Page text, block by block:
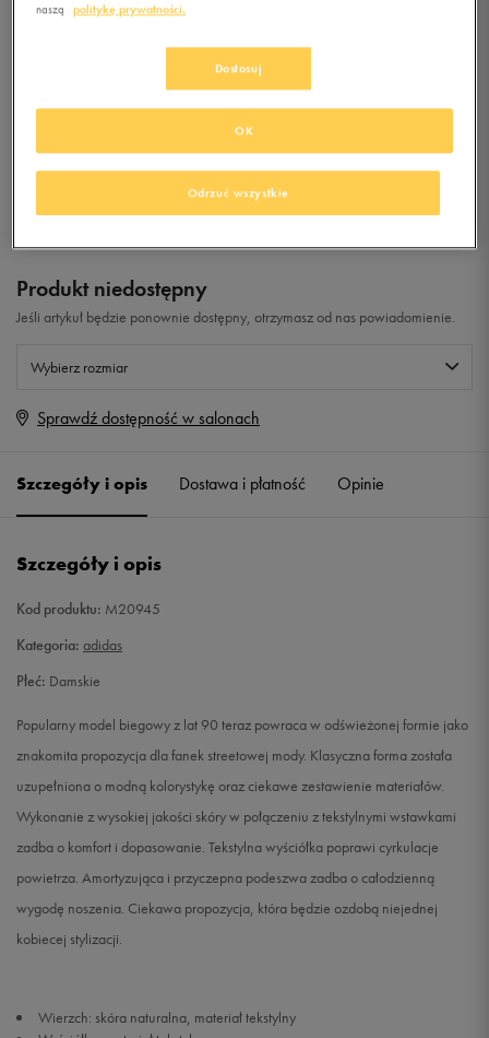
ADIDAS TECH SUPER W
KLUBIE 50 STYLE
Produkt niedostępny
Jeśli artykuł będzie ponownie dostępny, otrzymasz od nas powiadomienie.
Wybierz rozmiar
Rozmiary EU
36 2/3
38 2/3 24 cm
40 25 cm Powiadom o dostępności
25,5 cm
26 cm Powiadom o dostępności
Sprawdź dostępność w salonach
Szczegóły i opis Dostawa i płatność Opinie
Szczegóły i opis
Kod produktu: M20945
Kategoria: adidas
Płeć: Damskie
Popularny model biegowy z lat 90 teraz powraca w odświeżonej formie jako
znakomita propozycja dla fanek streetowej mody. Klasyczna forma została
uzupełniona o modną kolorystykę oraz ciekawe zestawienie materiałów.
Wykonanie z wysokiej jakości skóry w połączeniu z tekstylnymi wstawkami
zadba o komfort i dopasowanie. Tekstylna wyściółka poprawi cyrkulacje
powietrza. Amortyzująca i przyczepna podeszwa zadba o całodzienną
wygodę noszenia. Ciekawa propozycja, która będzie ozdobą niejednej
kobiecej stylizacji.
Wierzch: skóra naturalna, materiał tekstylny
naszą
politykę prywatności.
Dostosuj
Odrzuć wszystkie
OK